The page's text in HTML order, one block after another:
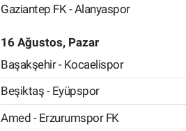
Gaziantep FK - Alanyaspor
16 Ağustos, Pazar
Başakşehir - Kocaelispor
Beşiktaş - Eyüpspor
Amed - Erzurumspor FK